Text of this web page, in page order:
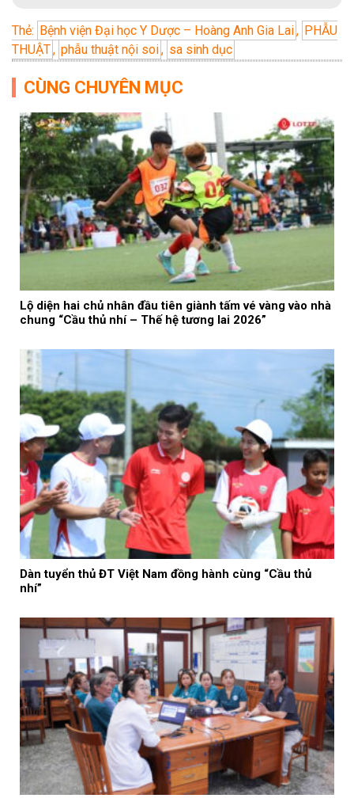
Thẻ: Bệnh viện Đại học Y Dược – Hoàng Anh Gia Lai, PHẪU
THUẬT, phẫu thuật nội soi, sa sinh dục
CÙNG CHUYÊN MỤC
Lộ diện hai chủ nhân đầu tiên giành tấm vé vàng vào nhà
chung “Cầu thủ nhí – Thế hệ tương lai 2026”
Dàn tuyển thủ ĐT Việt Nam đồng hành cùng “Cầu thủ
nhí”